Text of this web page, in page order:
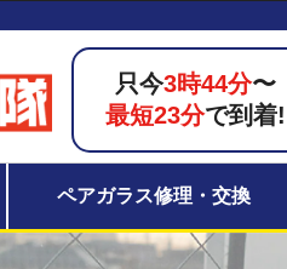
只今3時44分〜
最短23分で到着!
ペアガラス修理・交換